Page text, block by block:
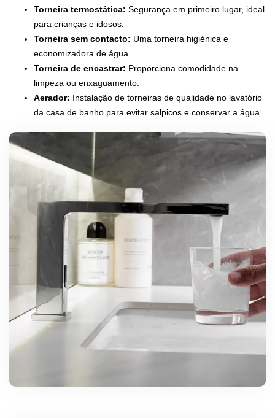
Torneira termostática: Segurança em primeiro lugar, ideal
para crianças e idosos.
Torneira sem contacto: Uma torneira higiénica e
economizadora de água.
Torneira de encastrar: Proporciona comodidade na
limpeza ou enxaguamento.
Aerador: Instalação de torneiras de qualidade no lavatório
da casa de banho para evitar salpicos e conservar a água.